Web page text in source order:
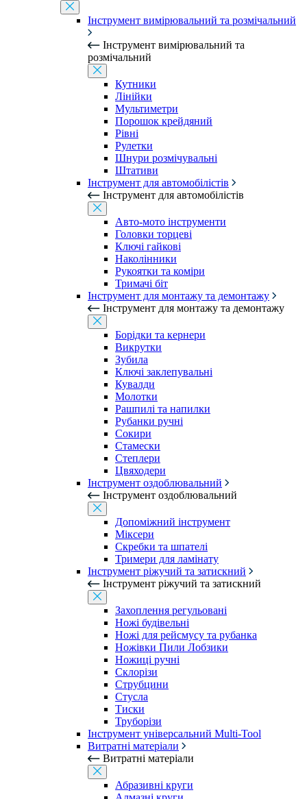
Інструмент вимірювальний та розмічальний
Інструмент вимірювальний та
розмічальний
Кутники
Лінійки
Мультиметри
Порошок крейдяний
Рівні
Рулетки
Шнури розмічувальні
Штативи
Інструмент для автомобілістів
Інструмент для автомобілістів
Авто-мото інструменти
Головки торцеві
Ключі гайкові
Наколінники
Рукоятки та коміри
Тримачі біт
Інструмент для монтажу та демонтажу
Інструмент для монтажу та демонтажу
Борідки та кернери
Викрутки
Зубила
Ключі заклепувальні
Кувалди
Молотки
Рашпилі та напилки
Рубанки ручні
Сокири
Стамески
Степлери
Цвяходери
Інструмент оздоблювальний
Інструмент оздоблювальний
Допоміжний інструмент
Міксери
Скребки та шпателі
Тримери для ламінату
Інструмент ріжучий та затискний
Інструмент ріжучий та затискний
Захоплення регульовані
Ножі будівельні
Ножі для рейсмусу та рубанка
Ножівки Пили Лобзики
Ножиці ручні
Склорізи
Струбцини
Стусла
Тиски
Труборізи
Інструмент універсальний Multi-Tool
Витратні матеріали
Витратні матеріали
Абразивні круги